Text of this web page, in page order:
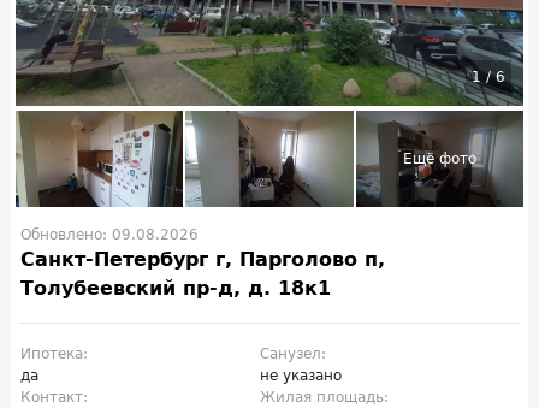
1 /6
Обновлено: 09.08.2026
Санкт-Петербург г, Парголово п,
Толубеевский пр-д, д. 18к1
Ипотека:
да
Санузел:
не указано
Контакт:
Жилая площадь: